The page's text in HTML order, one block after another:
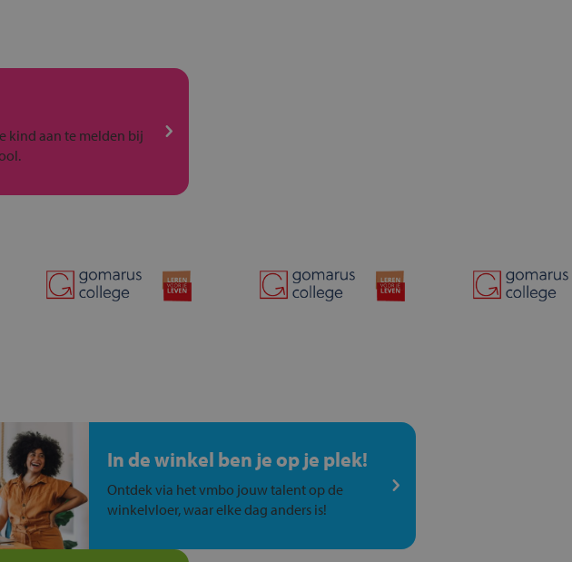
kind aan te melden bij
In de winkel ben je op je plek!
Ontdek via het vmbo jouw talent op de
winkelvloer, waar elke dag anders is!